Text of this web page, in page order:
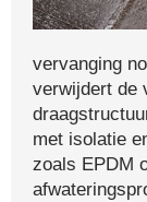
vervanging
verwijdert de
met isolatie
zoals EPDM